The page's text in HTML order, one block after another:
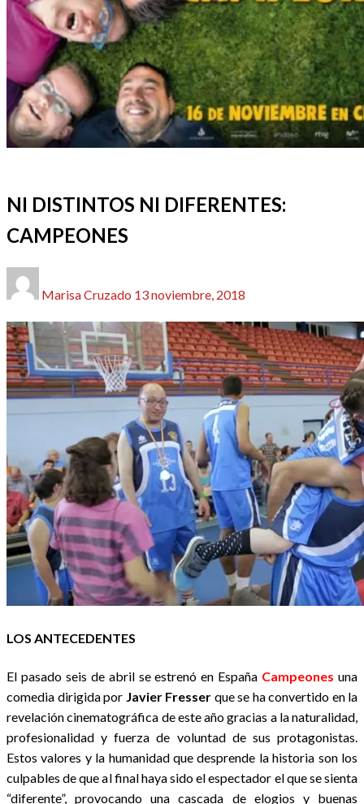
NI DISTINTOS NI DIFERENTES:
CAMPEONES
Marisa Cruzado el
13 noviembre, 2018
LOS ANTECEDENTES
El pasado seis de abril se estrenó en España Campeonesuna
comedia dirigida por Javier Fresser que se ha convertido en la
revelación cinematográfica de este año gracias a la naturalidad,
profesionalidad y fuerza de voluntad de sus protagonistas.
Estos valores y la humanidad que desprende la historia son los
culpables de que al final haya sido el espectador el que se sienta
“diferente”, provocando una cascada de elogios y buenas